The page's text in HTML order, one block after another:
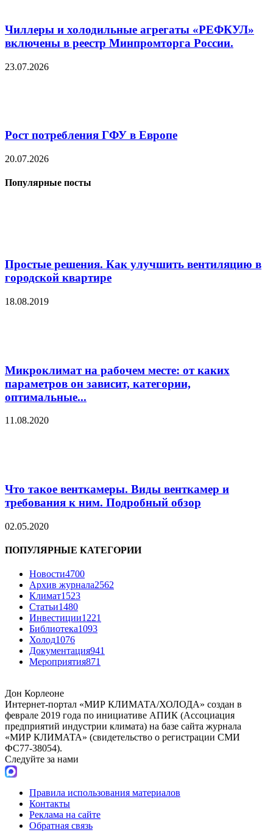
Чиллеры и холодильные агрегаты «РЕФКУЛ»
включены в реестр Минпромторга России.
23.07.2026
Рост потребления ГФУ в Европе
20.07.2026
Популярные посты
Простые решения. Как улучшить вентиляцию в
городской квартире
18.08.2019
Микроклимат на рабочем месте: от каких
параметров он зависит, категории,
оптимальные...
11.08.2020
Что такое венткамеры. Виды венткамер и
требования к ним. Подробный обзор
02.05.2020
ПОПУЛЯРНЫЕ КАТЕГОРИИ
Новости4700
Архив журнала2562
Климат1523
Статьи1480
Инвестиции1221
Библиотека1093
Холод1076
Документация941
Мероприятия871
Дон Корлеоне
Интернет-портал «МИР КЛИМАТА/ХОЛОДА» создан в
феврале 2019 года по инициативе АПИК (Ассоциация
предприятий индустрии климата) на базе сайта журнала
«МИР КЛИМАТА» (свидетельство о регистрации СМИ
ФС77-38054).
Следуйте за нами
Правила использования материалов
Контакты
Реклама на сайте
Обратная связь